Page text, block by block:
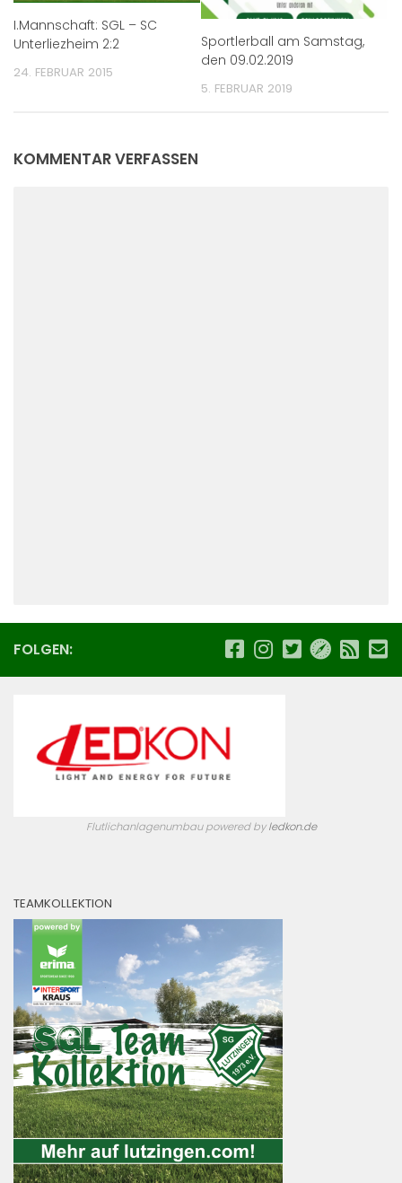
I.Mannschaft: SGL – SC
Unterliezheim 2:2
24. FEBRUAR 2015
Sportlerball am Samstag,
den 09.02.2019
5. FEBRUAR 2019
KOMMENTAR VERFASSEN
FOLGEN:
Flutlichanlagenumbau powered byledkon.de
TEAMKOLLEKTION